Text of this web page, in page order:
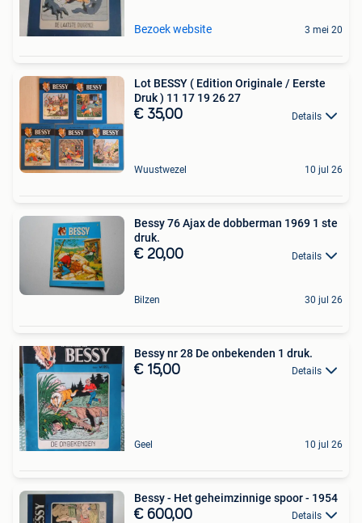
Bezoek website 3 mei 20
Lot BESSY ( Edition Originale / Eerste
Druk ) 11 17 19 26 27
€ 35,00 Details
Wuustwezel 10 jul 26
Bessy 76 Ajax de dobberman 1969 1 ste
druk.
€ 20,00 Details
Bilzen 30 jul 26
Bessy nr 28 De onbekenden 1 druk.
€ 15,00 Details
Geel 10 jul 26
Bessy - Het geheimzinnige spoor - 1954
€ 600,00 Details